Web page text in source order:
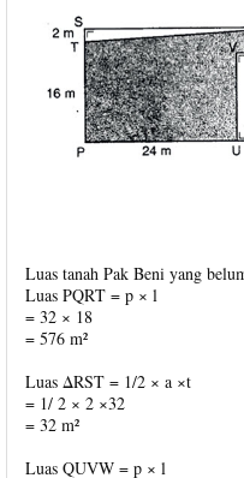
Luas tanah Pak Beni yang
Luas PQRT = p × l
= 32 × 18
= 576 m²
Luas ΔRST = 1/2 × a ×t
= 1/ 2 × 2 ×32
= 32 m²
Luas QUVW = p × l